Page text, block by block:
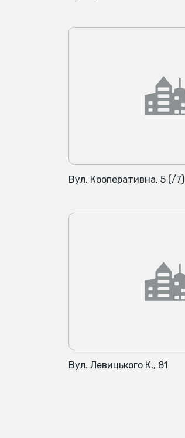
Вул. Кооперативна, 5 (/7)
Вул. Левицького К., 81